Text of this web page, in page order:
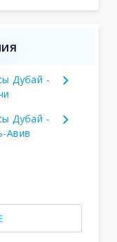
Дубай -
Дубай -
Авив